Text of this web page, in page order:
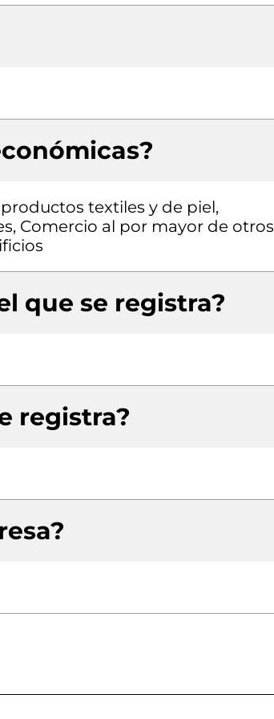
textiles y de piel,
Comercio al por mayor de otros
que se registra?
registra?